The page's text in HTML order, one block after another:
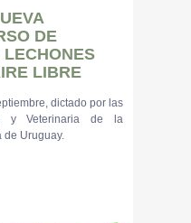
DE
LECHONES
LIBRE
dictado por las
y Veterinaria de la
de Uruguay.